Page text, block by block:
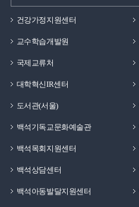
건강가정지원센터
교수학습개발원
국제교류처
대학혁신IR센터
도서관(서울)
백석기독교문화예술관
백석목회지원센터
백석상담센터
백석아동발달지원센터